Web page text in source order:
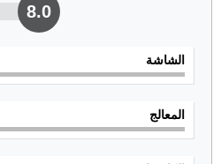
8.0
الشاشة
المعالج